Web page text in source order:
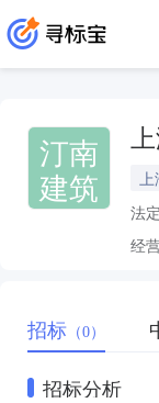
汀南
建筑 上
法
经
招标 （0）
招标分析